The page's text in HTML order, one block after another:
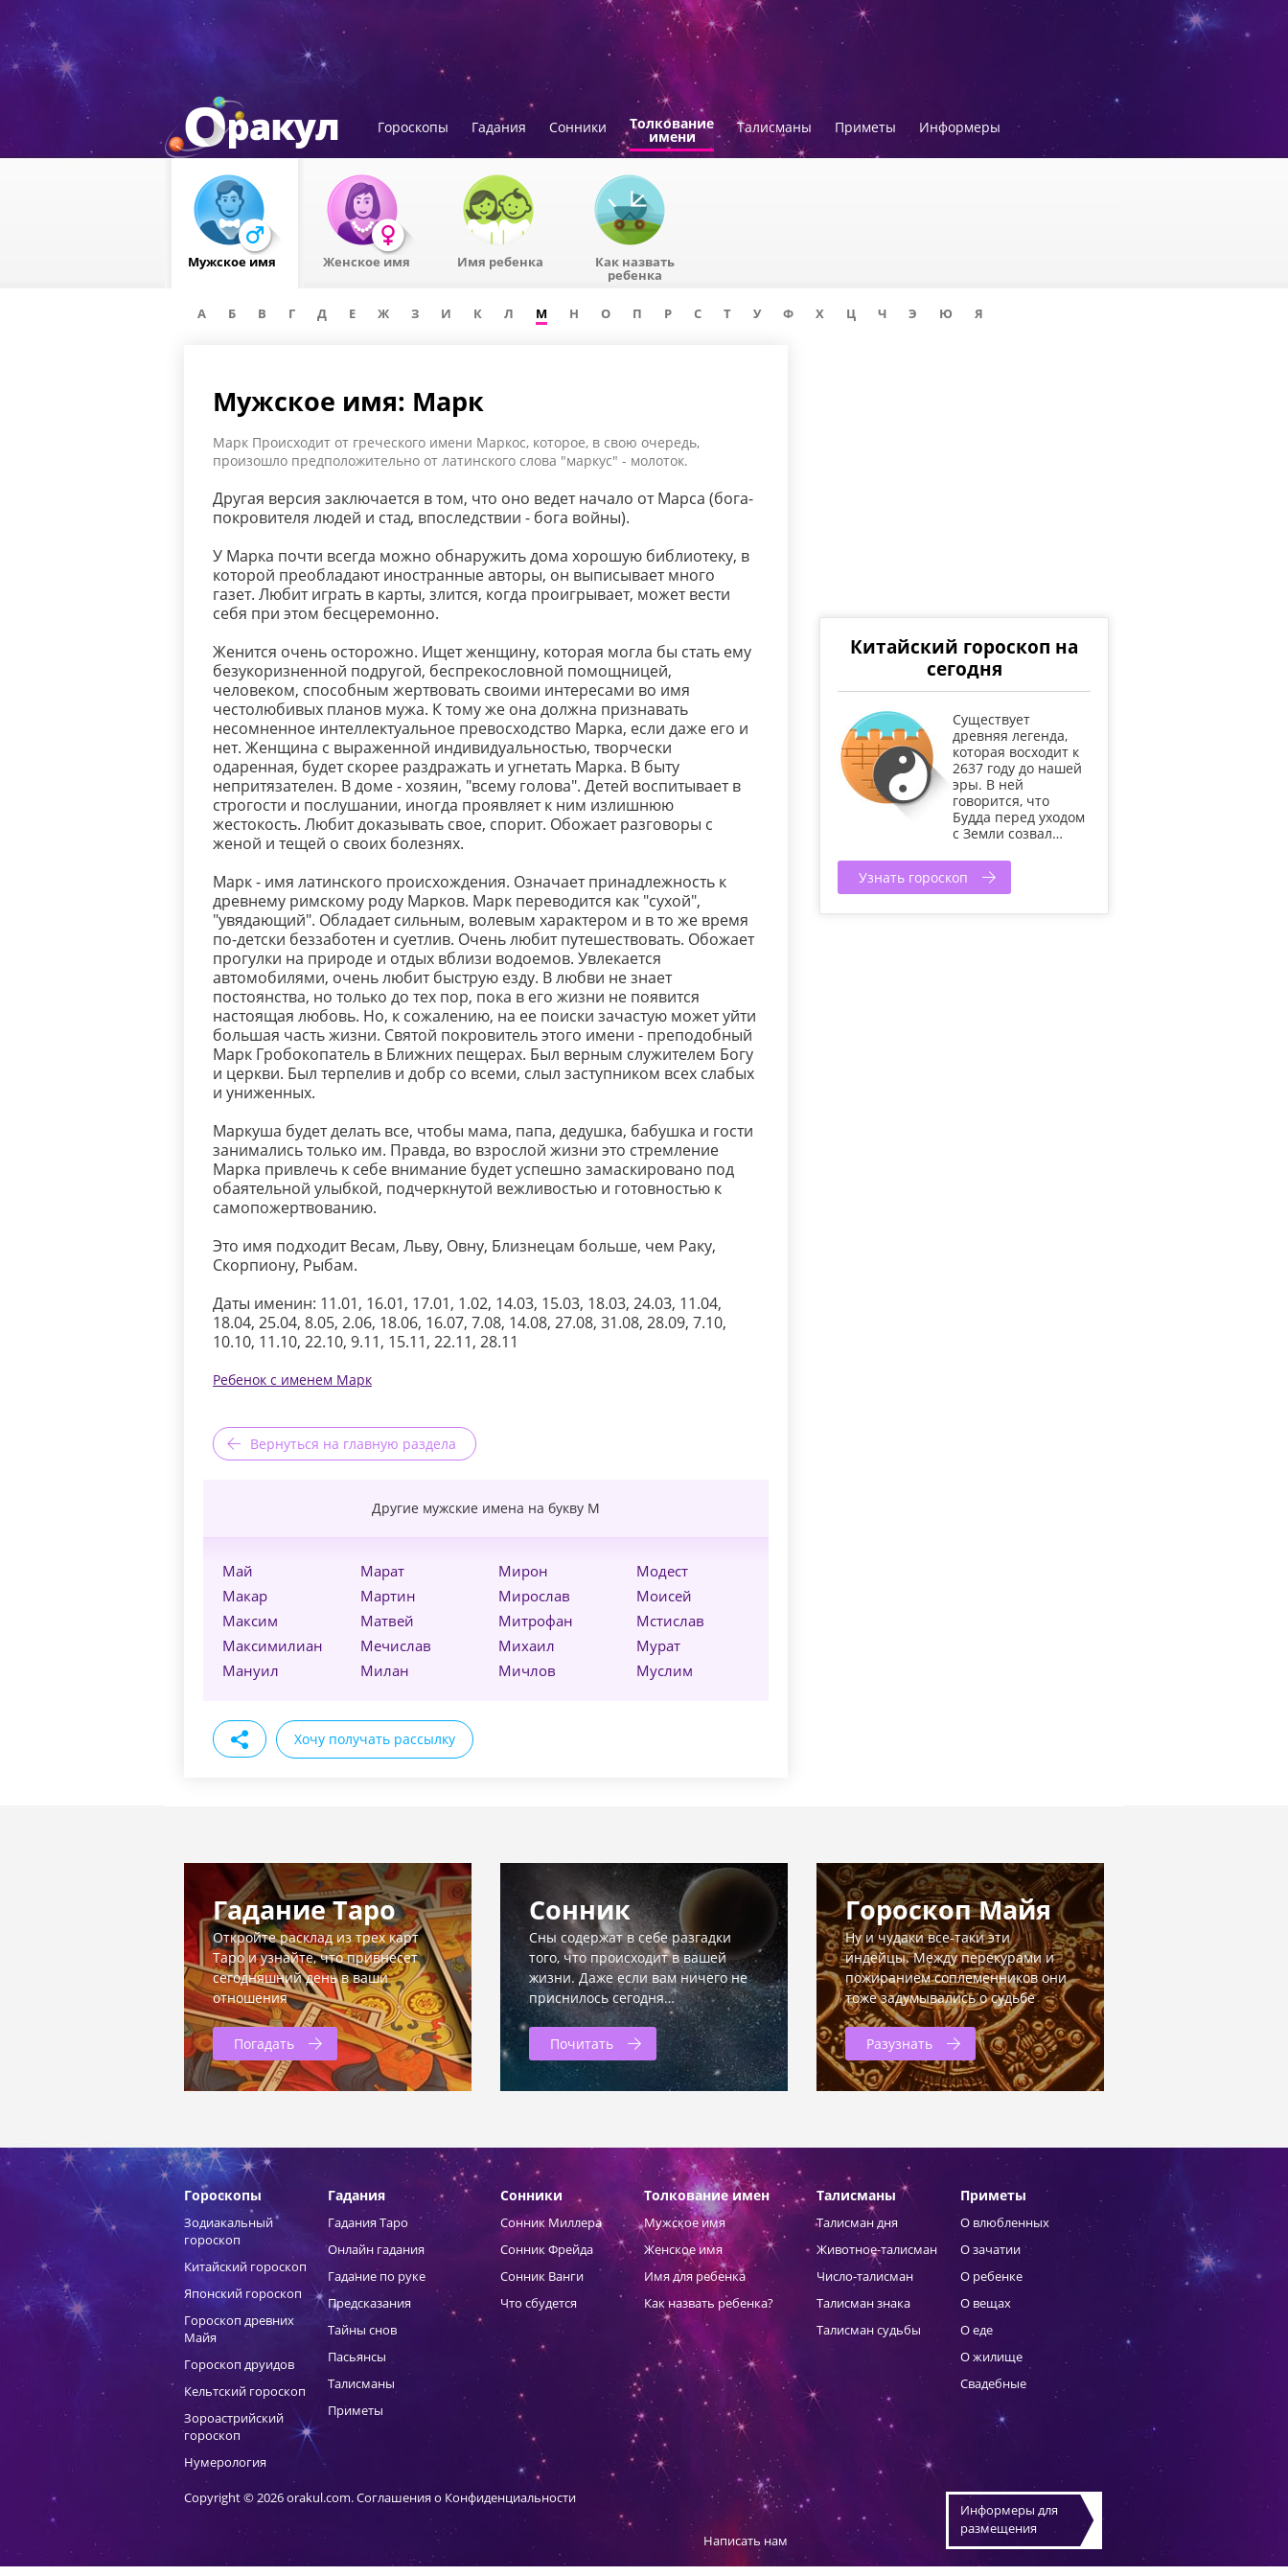
Гороскопы Гадания Сонники Толкование
имени
Талисманы Приметы Информеры
Мужское имя Женское имя Имя ребенка Как назвать
ребенка
А Б В Г Д Е Ж З И К Л М Н О П Р С Т У Ф Х Ц Ч Э Ю Я
Мужское имя: Марк
Марк Происходит от греческого имени Маркос, которое, в свою очередь,
произошло предположительно от латинского слова "маркус" - молоток.
Другая версия заключается в том, что оно ведет начало от Марса (бога-
покровителя людей и стад, впоследствии - бога войны).
У Марка почти всегда можно обнаружить дома хорошую библиотеку, в
которой преобладают иностранные авторы, он выписывает много
газет. Любит играть в карты, злится, когда проигрывает, может вести
себя при этом бесцеремонно.
Женится очень осторожно. Ищет женщину, которая могла бы стать ему
безукоризненной подругой, беспрекословной помощницей,
человеком, способным жертвовать своими интересами во имя
честолюбивых планов мужа. К тому же она должна признавать
несомненное интеллектуальное превосходство Марка, если даже его и
нет. Женщина с выраженной индивидуальностью, творчески
одаренная, будет скорее раздражать и угнетать Марка. В быту
непритязателен. В доме - хозяин, "всему голова". Детей воспитывает в
строгости и послушании, иногда проявляет к ним излишнюю
жестокость. Любит доказывать свое, спорит. Обожает разговоры с
женой и тещей о своих болезнях.
Марк - имя латинского происхождения. Означает принадлежность к
древнему римскому роду Марков. Марк переводится как "сухой",
"увядающий". Обладает сильным, волевым характером и в то же время
по-детски беззаботен и суетлив. Очень любит путешествовать. Обожает
прогулки на природе и отдых вблизи водоемов. Увлекается
автомобилями, очень любит быструю езду. В любви не знает
постоянства, но только до тех пор, пока в его жизни не появится
настоящая любовь. Но, к сожалению, на ее поиски зачастую может уйти
большая часть жизни. Святой покровитель этого имени - преподобный
Марк Гробокопатель в Ближних пещерах. Был верным служителем Богу
и церкви. Был терпелив и добр со всеми, слыл заступником всех слабых
и униженных.
Маркуша будет делать все, чтобы мама, папа, дедушка, бабушка и гости
занимались только им. Правда, во взрослой жизни это стремление
Марка привлечь к себе внимание будет успешно замаскировано под
обаятельной улыбкой, подчеркнутой вежливостью и готовностью к
самопожертвованию.
Это имя подходит Весам, Льву, Овну, Близнецам больше, чем Раку,
Скорпиону, Рыбам.
Даты именин: 11.01, 16.01, 17.01, 1.02, 14.03, 15.03, 18.03, 24.03, 11.04,
18.04, 25.04, 8.05, 2.06, 18.06, 16.07, 7.08, 14.08, 27.08, 31.08, 28.09, 7.10,
10.10, 11.10, 22.10, 9.11, 15.11, 22.11, 28.11
Ребенок с именем Марк
Вернуться на главную раздела
Другие мужские имена на букву М
Май
Макар
Максим
Максимилиан
Мануил
Марат
Мартин
Матвей
Мечислав
Милан
Мирон
Мирослав
Митрофан
Михаил
Мичлов
Модест
Моисей
Мстислав
Мурат
Муслим
Хочу получать рассылку
Китайский гороскоп на
сегодня
Существует
древняя легенда,
которая восходит к
2637 году до нашей
эры. В ней
говорится, что
Будда перед уходом
с Земли созвал…
Узнать гороскоп
Гадание Таро
Откройте расклад из трех карт
Таро и узнайте, что привнесет
сегодняшний день в ваши
отношения
Погадать
Сонник
Сны содержат в себе разгадки
того, что происходит в вашей
жизни. Даже если вам ничего не
приснилось сегодня…
Почитать
Гороскоп Майя
Ну и чудаки все-таки эти
индейцы. Между перекурами и
пожиранием соплеменников они
тоже задумывались о судьбе
Разузнать
Гороскопы
Зодиакальный
гороскоп
Китайский гороскоп
Японский гороскоп
Гороскоп древних
Майя
Гороскоп друидов
Кельтский гороскоп
Зороастрийский
гороскоп
Нумерология
Гадания
Гадания Таро
Онлайн гадания
Гадание по руке
Предсказания
Тайны снов
Пасьянсы
Талисманы
Приметы
Сонники
Сонник Миллера
Сонник Фрейда
Сонник Ванги
Что сбудется
Толкование имен
Мужское имя
Женское имя
Имя для ребенка
Как назвать ребенка?
Талисманы
Талисман дня
Животное-талисман
Число-талисман
Талисман знака
Талисман судьбы
Приметы
О влюбленных
О зачатии
О ребенке
О вещах
О еде
О жилище
Свадебные
Copyright © 2026 orakul.com.Соглашения о Конфиденциальности
Информеры для
размещения
Написать нам